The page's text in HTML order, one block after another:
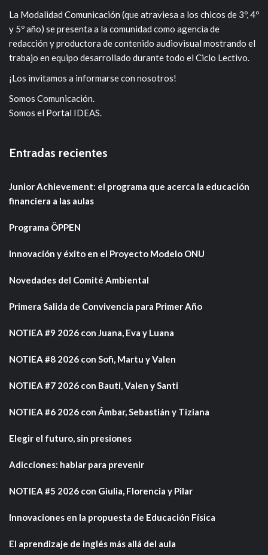
La Modalidad Comunicación (que atraviesa a los chicos de 3º, 4º
y 5º año) se presenta a la comunidad como agencia de
redacción y productora de contenido audiovisual mostrando el
trabajo en equipo desarrollado durante todo el Ciclo Lectivo.
¡Los invitamos a informarse con nosotros!
Somos Comunicación.
Somos el Portal IDEAS.
Entradas recientes
Junior Achievement: el programa que acerca la educación
financiera a las aulas
Programa ÖPPEN
Innovación y éxito en el Proyecto Modelo ONU
Novedades del Comité Ambiental
Primera Salida de Convivencia para Primer Año
NOTIEA #9 2026 con Juana, Eva y Luana
NOTIEA #8 2026 con Sofi, Martu y Valen
NOTIEA #7 2026 con Bauti, Valen y Santi
NOTIEA #6 2026 con Ámbar, Sebastián y Tiziana
Elegir el futuro, sin presiones
Adicciones: hablar para prevenir
NOTIEA #5 2026 con Giulia, Florencia y Pilar
Innovaciones en la propuesta de Educación Física
El aprendizaje de inglés más allá del aula